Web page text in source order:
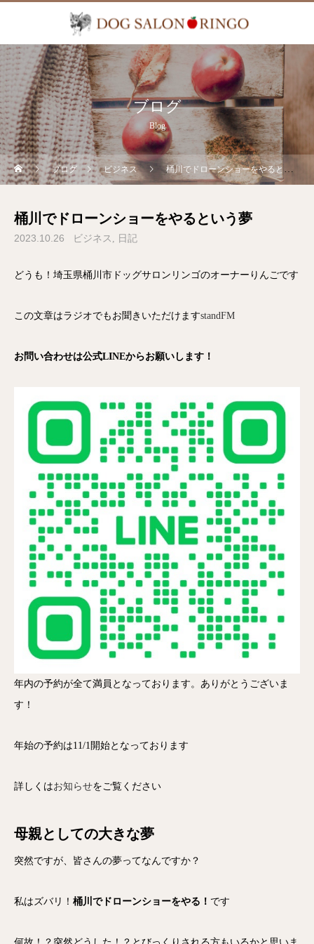
ブログ
Blog
ブログ ビジネス 桶川でドローンショーをやるという夢
桶川でドローンショーをやるという夢
2023.10.26 ビジネス 日記
どうも！埼玉県桶川市ドッグサロンリンゴのオーナーりんごです
この文章はラジオでもお聞きいただけますstandFM
お問い合わせは公式LINEからお願いします！
年内の予約が全て満員となっております。ありがとうございま
す！
年始の予約は11/1開始となっております
詳しくはお知らせをご覧ください
母親としての大きな夢
突然ですが、皆さんの夢ってなんですか？
私はズバリ！ 桶川でドローンショーをやる！ です